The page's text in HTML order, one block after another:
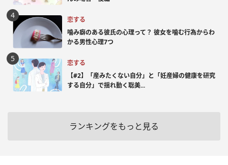
恋する
噛み癖のある彼氏の心理って？ 彼女を噛む行為からわ
かる男性心理7つ
恋する
【#2】「産みたくない自分」と「妊産婦の健康を研究
する自分」で揺れ動く聡美...
ランキングをもっと見る